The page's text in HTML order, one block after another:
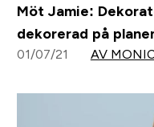
Möt Jamie:
dekorerad på
01/07/21 AV